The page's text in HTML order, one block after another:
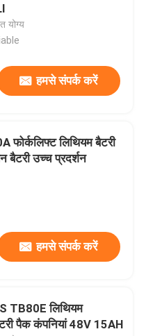
योग्य
हमसे संपर्क करें
फोर्कलिफ्ट लिथियम बैटरी
बैटरी उच्च प्रदर्शन
हमसे संपर्क करें
TB80E लिथियम
पैक कंपनियां 48V 15AH